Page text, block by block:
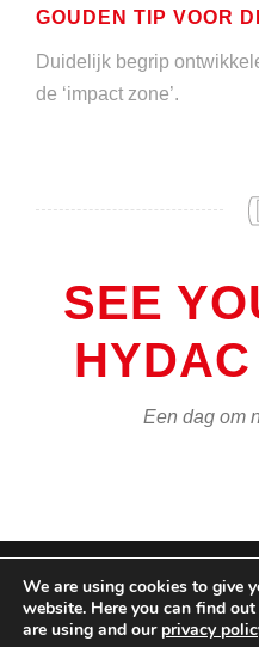
GOUDEN TIP VOOR
Duidelijk begrip
de ‘impact zone’.
SEE
Een dag om
COPYRIGHT HYCOM
IMPRINT|TERMS &
We are using cookies to give
website. Here you can find
are using and our privacy